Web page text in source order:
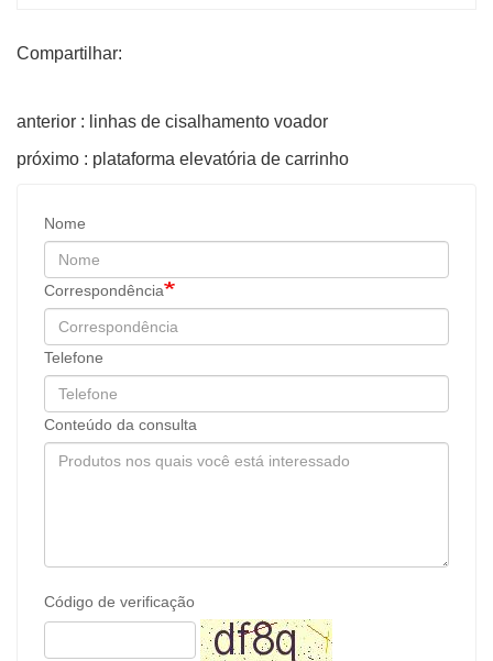
Compartilhar:
anterior : linhas de cisalhamento voador
próximo : plataforma elevatória de carrinho
Nome
Correspondência
Telefone
Conteúdo da consulta
Código de verificação